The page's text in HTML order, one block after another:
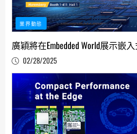
業界動態
廣穎將在Embedded World展示嵌
02/28/2025